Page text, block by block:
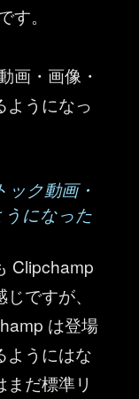
。
画・画像・
ようになっ
ク動画・
になった
Clipchamp
ですが、
は登場
ようにはな
だ標準リ